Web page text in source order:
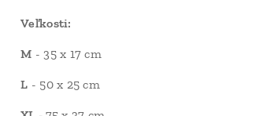
Veľkosti:
M - 35 x 17 cm
L - 50 x 25 cm